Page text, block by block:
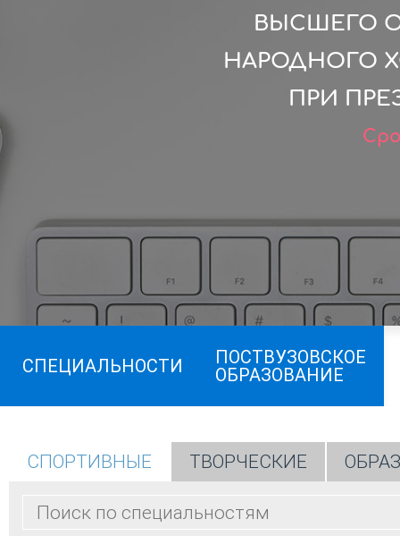
ВЫСШЕГО
НАРОДНОГО
ПРИ
СПЕЦИАЛЬНОСТИ
ПОСТВУЗОВСКОЕ
ОБРАЗОВАНИЕ
СПОРТИВНЫЕ ТВОРЧЕСКИЕ